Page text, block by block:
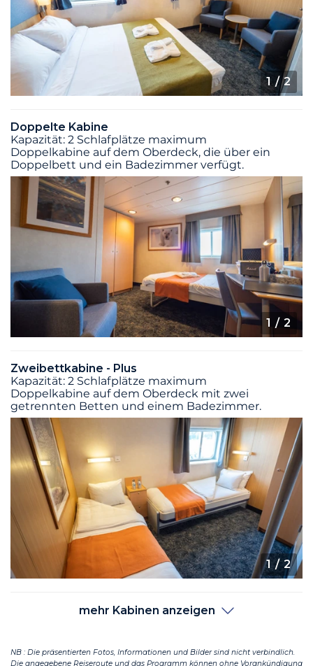
1/ 2
Doppelte Kabine
Kapazität: 2 Schlafplätze maximum
Doppelkabine auf dem Oberdeck, die über ein
Doppelbett und ein Badezimmer verfügt.
1 / 2
Zweibettkabine - Plus
Kapazität: 2 Schlafplätze maximum
Doppelkabine auf dem Oberdeck mit zwei
getrennten Betten und einem Badezimmer.
1 / 2
mehr Kabinen anzeigen
NB : Die präsentierten Fotos, Informationen und Bilder sind nicht verbindlich.
Die angegebene Reiseroute und das Programm können ohne Vorankündigung